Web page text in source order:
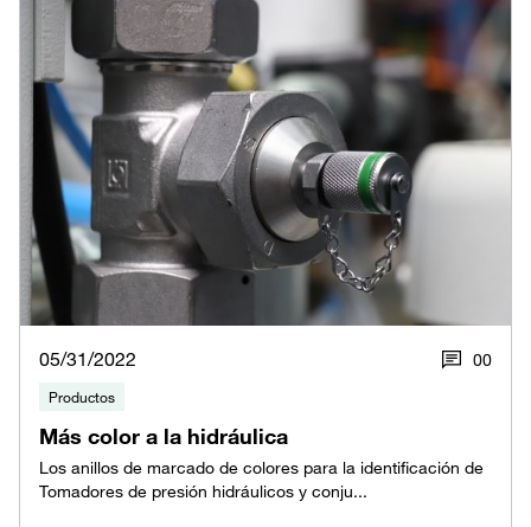
05/31/2022 00
Productos
Más color a la hidráulica
Los anillos de marcado de colores para la identificación de
Tomadores de presión hidráulicos y conju...